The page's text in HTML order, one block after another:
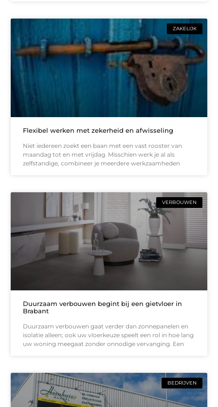
ZAKELIJK
Flexibel werken met zekerheid en afwisseling
Niet iedereen zoekt een baan met een vast rooster van
maandag tot en met vrijdag. Misschien werk je al als
zelfstandige, combineer je meerdere werkzaamheden
VERBOUWEN
Duurzaam verbouwen begint bij een gietvloer in
Brabant
Duurzaam verbouwen gaat verder dan zonnepanelen en
isolatie alleen; ook uw vloerkeuze speelt een rol in hoe lang
uw woning meegaat zonder onnodige vervanging. Een
BEDRIJVEN